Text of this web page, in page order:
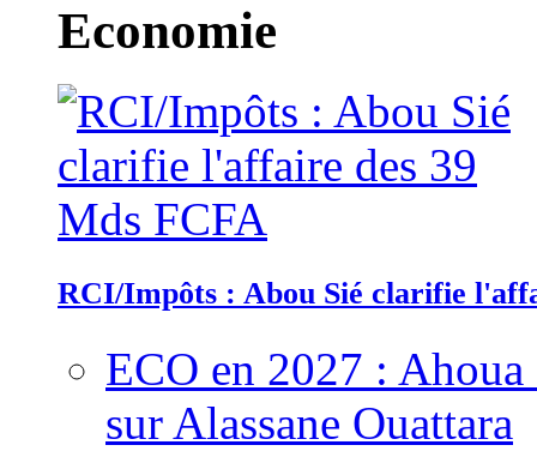
Economie
RCI/Impôts : Abou Sié clarifie
ECO en 2027 :
sur Alassane Ouattara